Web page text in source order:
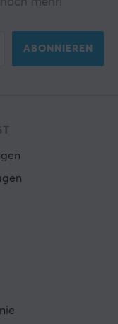
mehr!
ABONNIEREN